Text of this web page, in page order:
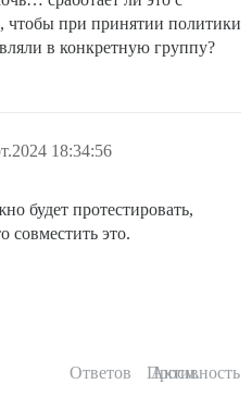
чтобы при принятии политики
в конкретную группу?
18:34:56
будет протестировать,
совместить это.
Ответов Просм.
Активность